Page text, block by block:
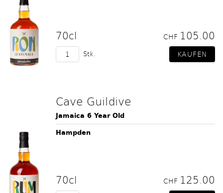
70cl CHF 105.00
Stk.
Cave Guildive
Jamaica 6 Year Old
Hampden
70cl CHF 125.00